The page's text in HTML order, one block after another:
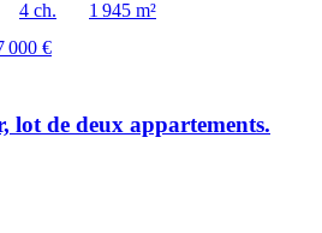
4 ch.
1 945 m²
000 €
lot de deux appartements.